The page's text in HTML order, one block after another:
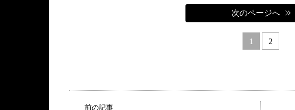
次のページへ
1 2
前の記事